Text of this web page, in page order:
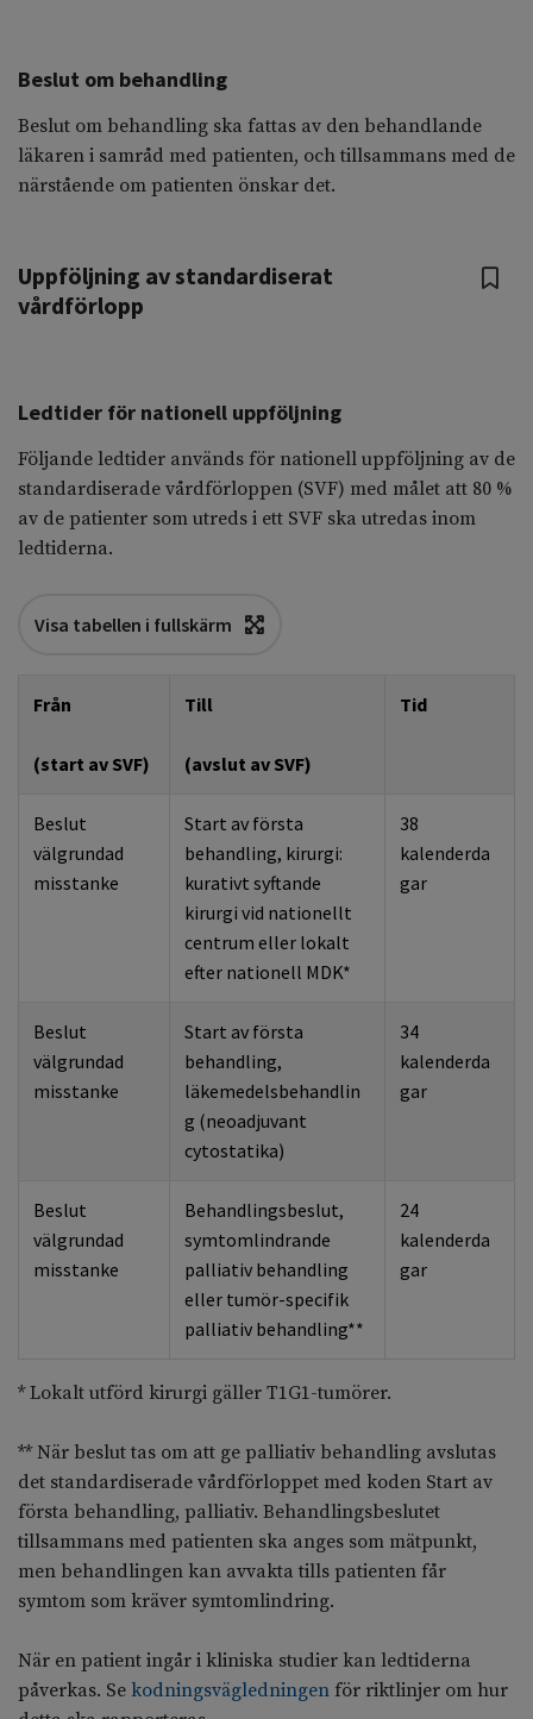
Beslut om behandling
Beslut om behandling ska fattas av den behandlande
läkaren i samråd med patienten, och tillsammans med de
närstående om patienten önskar det.
Uppföljning av standardiserat
vårdförlopp
Ledtider för nationell uppföljning
Följande ledtider används för nationell uppföljning av de
standardiserade vårdförloppen (SVF) med målet att 80 %
av de patienter som utreds i ett SVF ska utredas inom
ledtiderna.
Visa tabellen i fullskärm
Från
(start av SVF)
Till
(avslut av SVF)
Tid
Beslut
välgrundad
misstanke
Start av första
behandling, kirurgi:
kurativt syftande
kirurgi vid nationellt
centrum eller lokalt
efter nationell MDK*
38
kalenderda
gar
Beslut
välgrundad
misstanke
Start av första
behandling,
läkemedelsbehandlin
g (neoadjuvant
cytostatika)
34
kalenderda
gar
Beslut
välgrundad
misstanke
Behandlingsbeslut,
symtomlindrande
palliativ behandling
eller tumör-specifik
palliativ behandling**
24
kalenderda
gar
* Lokalt utförd kirurgi gäller T1G1-tumörer.
** När beslut tas om att ge palliativ behandling avslutas
det standardiserade vårdförloppet med koden Start av
första behandling, palliativ. Behandlingsbeslutet
tillsammans med patienten ska anges som mätpunkt,
men behandlingen kan avvakta tills patienten får
symtom som kräver symtomlindring.
När en patient ingår i kliniska studier kan ledtiderna
påverkas. Se kodningsvägledningen för riktlinjer om hur